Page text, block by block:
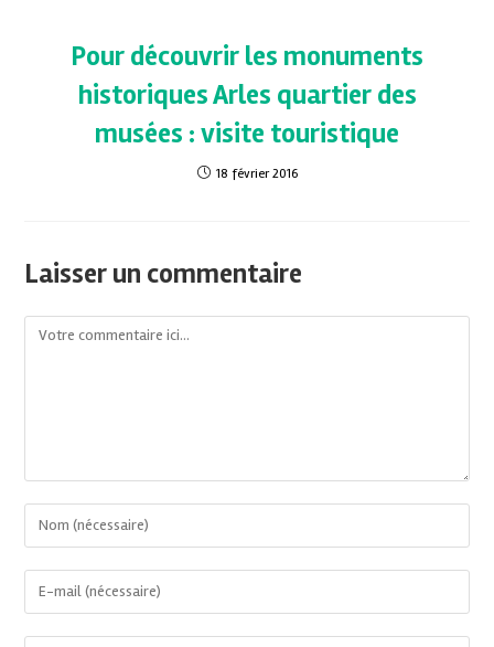
Pour découvrir les monuments
historiques Arles quartier des
musées : visite touristique
18 février 2016
Laisser un commentaire